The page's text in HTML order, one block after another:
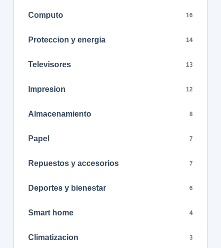
Computo 16
Proteccion y energia 14
Televisores 13
Impresion 12
Almacenamiento 8
Papel 7
Repuestos y accesorios 7
Deportes y bienestar 6
Smart home 4
Climatizacion 3